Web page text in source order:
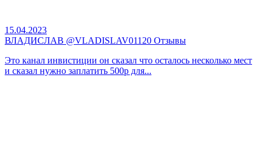
15.04.2023
ВЛАДИСЛАВ @VLADISLAV01120 Отзывы
Это канал инвистиции он сказал что осталось несколько мест
и сказал нужно заплатить 500р для...